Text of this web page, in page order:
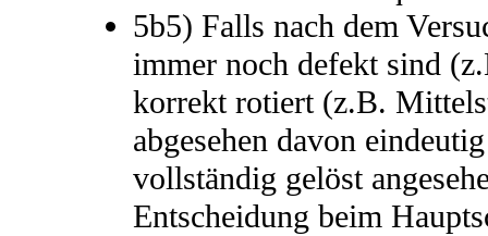
5b5) Falls nach dem
immer noch defekt sind
korrekt rotiert (z.B.
abgesehen davon
vollständig gelöst
Entscheidung beim